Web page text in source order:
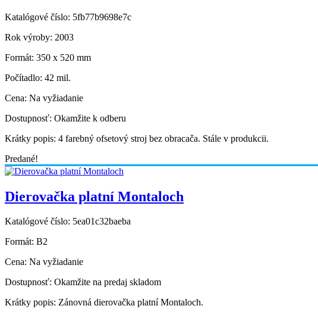
Katalógové číslo: 5fb77b9698e7c
Rok výroby: 2003
Formát: 350 x 520 mm
Počítadlo: 42 mil.
Cena: Na vyžiadanie
Dostupnosť: Okamžite k odberu
Krátky popis: 4 farebný ofsetový stroj bez obracača. Stále v produkcii.
Predané!
Dierovačka platní Montaloch
Katalógové číslo: 5ea01c32baeba
Formát: B2
Cena: Na vyžiadanie
Dostupnosť: Okamžite na predaj skladom
Krátky popis: Zánovná dierovačka platní Montaloch.